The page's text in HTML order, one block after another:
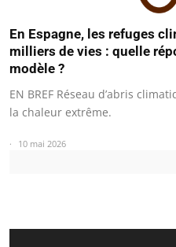
En Espagne, les refuges
milliers de vies : quelle
modèle ?
EN BREF Réseau d’abris
la chaleur extrême.
10 mai 2026